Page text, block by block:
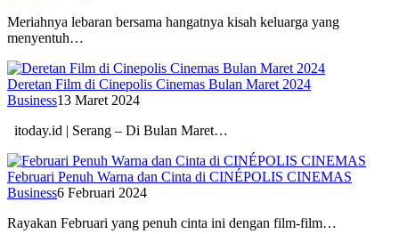
Meriahnya lebaran bersama hangatnya kisah keluarga yang
menyentuh…
Deretan Film di Cinepolis Cinemas Bulan Maret 2024
Business13 Maret 2024
itoday.id | Serang – Di Bulan Maret…
Februari Penuh Warna dan Cinta di CINÉPOLIS CINEMAS
Business6 Februari 2024
Rayakan Februari yang penuh cinta ini dengan film-film…